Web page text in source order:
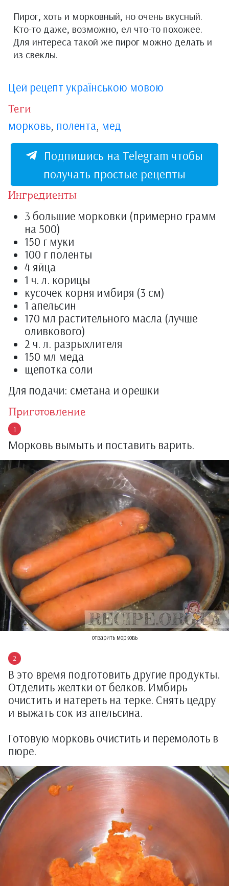
Пирог, хоть и морковный, но очень вкусный.
Кто-то даже, возможно, ел что-то похожее.
Для интереса такой же пирог можно делать и
из свеклы.
Цей рецепт українською мовою
Теги
морковь, полента, мед
Подпишись на Telegram чтобы
получать простые рецепты
Ингредиенты
3 большие морковки (примерно грамм
на 500)
150 г муки
100 г поленты
4 яйца
1 ч. л. корицы
кусочек корня имбиря (3 см)
1 апельсин
170 мл растительного масла (лучше
оливкового)
2 ч. л. разрыхлителя
150 мл меда
щепотка соли
Для подачи: сметана и орешки
Приготовление
Морковь вымыть и поставить варить.
отварить морковь
В это время подготовить другие продукты.
Отделить желтки от белков. Имбирь
очистить и натереть на терке. Снять цедру
и выжать сок из апельсина.
Готовую морковь очистить и перемолоть в
пюре.